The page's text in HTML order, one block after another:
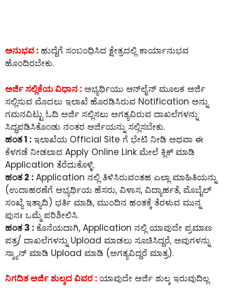
ಅನುಭವ : ಹುದ್ದೆಗೆ ಸಂಬಂಧಿಸಿದ ಕ್ಷೇತ್ರದಲ್ಲಿ ಕಾರ್ಯಾನುಭವ
ಹೊಂದಿರಬೇಕು.
ಅರ್ಜಿ ಸಲ್ಲಿಕೆಯ ವಿಧಾನ : ಅಭ್ಯರ್ಥಿಯು ಆನ್‌ಲೈನ್‌ ಮೂಲಕ ಅರ್ಜಿ
ಸಲ್ಲಿಸುವ ಮೊದಲು ಇಲಾಖೆ ಹೊರಡಿಸಿರುವ Notification ಅನ್ನು
ಗಮನವಿಟ್ಟು ಓದಿ ಅರ್ಜಿ ಸಲ್ಲಿಸಲು ಅಗತ್ಯವಿರುವ ದಾಖಲೆಗಳನ್ನು
ಸಿದ್ಧಪಡಿಸಿಕೊಂಡು ನಂತರ ಅರ್ಜಿಯನ್ನು ಸಲ್ಲಿಸಬೇಕು.
ಹಂತ 1 : ಇಲಾಖೆಯ Official Site ಗೆ ಭೇಟಿ ನೀಡಿ ಅಥವಾ ಈ
ಕೆಳಗಡೆ ನೀಡಲಾದ Apply Online Link ಮೇಲೆ ಕ್ಲಿಕ್ ಮಾಡಿ
Application ತೆರೆದುಕೊಳ್ಳಿ.
ಹಂತ 2 : Application ನಲ್ಲಿ ತಿಳಿಸಿರುವಂತಹ ಎಲ್ಲಾ ಮಾಹಿತಿಯನ್ನು
(ಉದಾಹರಣೆಗೆ ಅಭ್ಯರ್ಥಿಯ ಹೆಸರು, ವಿಳಾಸ, ವಿದ್ಯಾರ್ಹತೆ, ಮೊಬೈಲ್
ಸಂಖ್ಯೆ ಇತ್ಯಾದಿ) ಭರ್ತಿ ಮಾಡಿ, ಮುಂದಿನ ಹಂತಕ್ಕೆ ತೆರಳುವ ಮುನ್ನ
ಪುನಃ ಒಮ್ಮೆ ಪರಿಶೀಲಿಸಿ.
ಹಂತ 3 : ಕೊನೆಯದಾಗಿ, Application ನಲ್ಲಿ ಯಾವುದೇ ಪ್ರಮಾಣ
ಪತ್ರ/ ದಾಖಲೆಗಳನ್ನು Upload ಮಾಡಲು ಸೂಚಿಸಿದ್ದರೆ, ಅವುಗಳನ್ನು
ಸ್ಕ್ಯಾನ್ ಮಾಡಿ Upload ಮಾಡಿ (ಅಗತ್ಯವಿದ್ದರೆ ಮಾತ್ರ).
ನಿಗದಿತ ಅರ್ಜಿ ಶುಲ್ಕದ ವಿವರ : ಯಾವುದೇ ಅರ್ಜಿ ಶುಲ್ಕ ಇರುವುದಿಲ್ಲ